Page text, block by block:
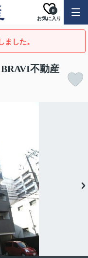
お気に入り
0
ました。
不動産